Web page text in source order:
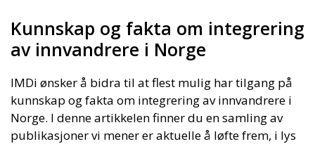
Kunnskap og fakta om integrering
av innvandrere i Norge
IMDi ønsker å bidra til at flest mulig har tilgang på
kunnskap og fakta om integrering av innvandrere i
Norge. I denne artikkelen finner du en samling av
publikasjoner vi mener er aktuelle å løfte frem, i lys